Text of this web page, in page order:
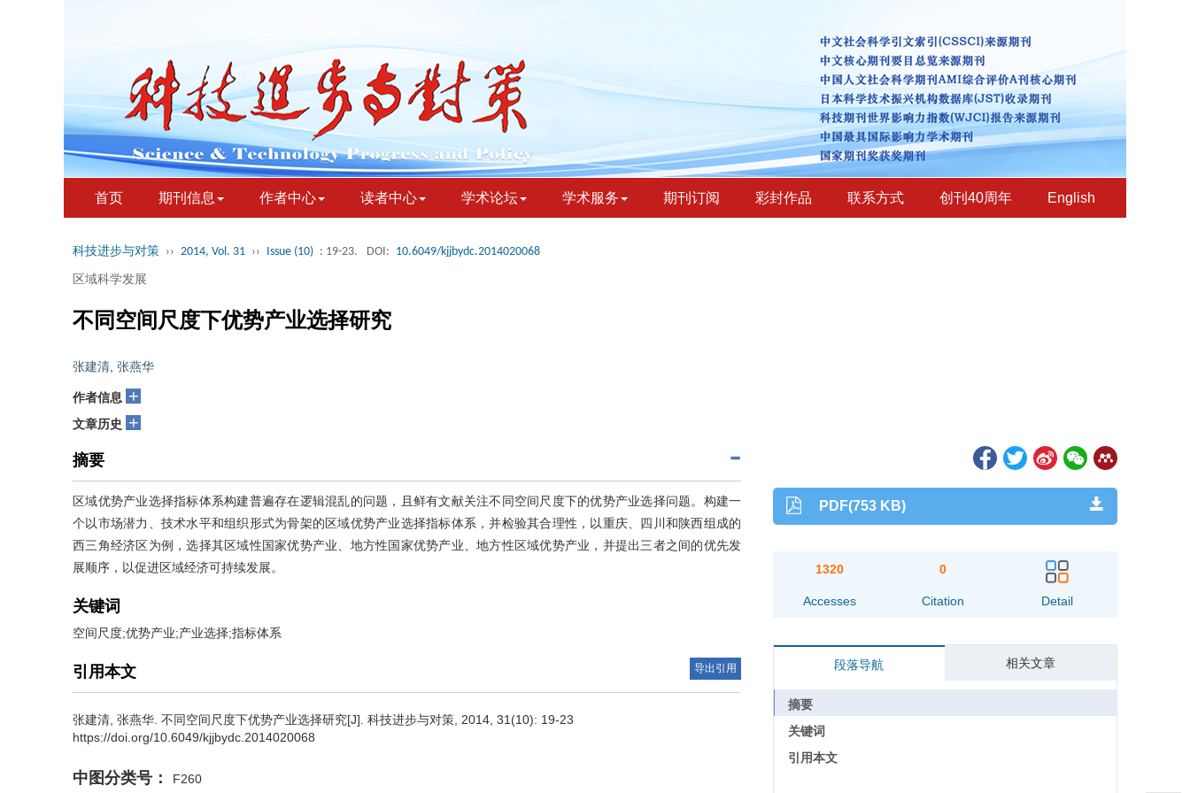
首页 期刊信息 作者中心 读者中心 学术论坛 学术服务 期刊订阅 彩封作品 联系方式 创刊40周年 English
科技进步与对策 ›› 2014, Vol. 31 ›› Issue (10) : 19-23. DOI: 10.6049/kjjbydc.2014020068
区域科学发展
不同空间尺度下优势产业选择研究
张建清 张燕华
作者信息 +
文章历史 +
摘要
区域优势产业选择指标体系构建普遍存在逻辑混乱的问题，且鲜有文献关注不同空间尺度下的优势产业选择问题。构建一
个以市场潜力、技术水平和组织形式为骨架的区域优势产业选择指标体系，并检验其合理性，以重庆、四川和陕西组成的
西三角经济区为例，选择其区域性国家优势产业、地方性国家优势产业、地方性区域优势产业，并提出三者之间的优先发
展顺序，以促进区域经济可持续发展。
关键词
空间尺度;优势产业;产业选择;指标体系
引用本文 导出引用
张建清 张燕华 不同空间尺度下优势产业选择研究[J]. 科技进步与对策, 2014, 31(10): 19-23
https://doi.org/10.6049/kjjbydc.2014020068
中图分类号： F260
PDF(753 KB)
1320
Accesses
0
Citation Detail
段落导航 相关文章
摘要
关键词
引用本文